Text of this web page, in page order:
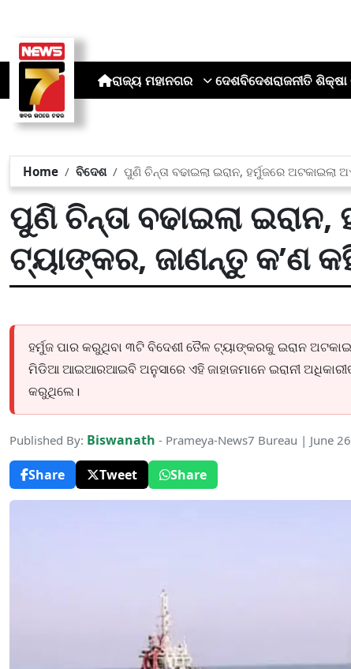
ରାଜ୍ୟ ମହାନଗର ଦେଶବିଦେଶରାଜନୀତି
Home ବିଦେଶ ପୁଣି ଚିନ୍ତା ବଢାଇଲା ଇରାନ, ହର୍ମୁଜରେ
ପୁଣି ଚିନ୍ତା ବଢାଇଲା
ଟ୍ୟାଙ୍କର, ଜାଣନ୍ତୁ କ’ଣ
ହର୍ମୁଜ ପାର କରୁଥିବା ୩ଟି ବିଦେଶୀ ତୈଳ ଟ୍ୟାଙ୍କରକୁ ଇରାନ
ମିଡିଆ ଆଇଆରଆଇବି ଅନୁସାରେ ଏହି ଜାହାଜମାନେ ଇରାନୀ
କରୁଥିଲେ।
Published By: Biswanath - Prameya-News7 Bureau | June
Share
Tweet Share